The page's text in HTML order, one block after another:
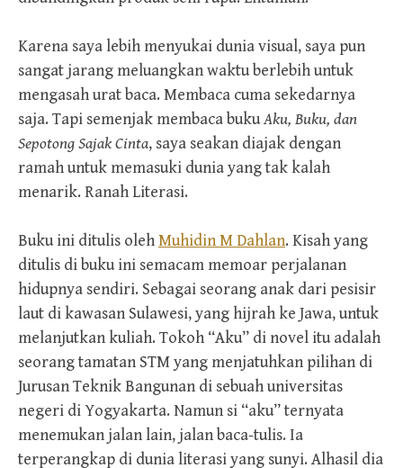
Karena saya lebih menyukai dunia visual, saya pun
sangat jarang meluangkan waktu berlebih untuk
mengasah urat baca. Membaca cuma sekedarnya
saja. Tapi semenjak membaca bukuAku, Buku, dan
Sepotong SajakCinta, saya seakan diajak dengan
ramah untuk memasuki dunia yang tak kalah
menarik. Ranah Literasi.
Buku ini ditulis olehMuhidin M Dahlan. Kisah yang
ditulis di buku ini semacam memoar perjalanan
hidupnya sendiri. Sebagai seorang anak dari pesisir
laut di kawasan Sulawesi, yang hijrah ke Jawa, untuk
melanjutkan kuliah. Tokoh “Aku” di novel itu adalah
seorang tamatan STM yang menjatuhkan pilihan di
Jurusan Teknik Bangunan di sebuah universitas
negeri di Yogyakarta. Namun si “aku” ternyata
menemukan jalan lain, jalan baca-tulis. Ia
terperangkap di dunia literasi yang sunyi. Alhasil dia